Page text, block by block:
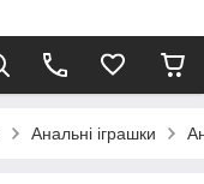
Анальні іграшки